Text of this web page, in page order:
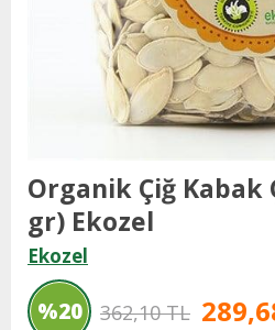
Organik Çiğ Kabak
gr) Ekozel
Ekozel
%20 362,10 TL